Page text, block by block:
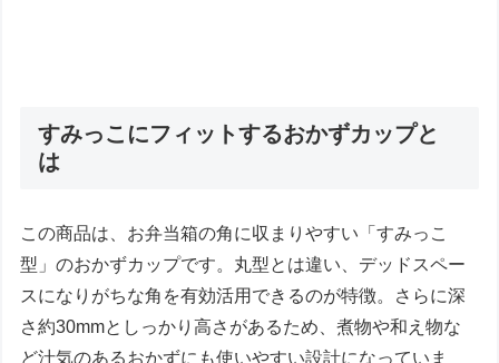
すみっこにフィットするおかずカップと
は
この商品は、お弁当箱の角に収まりやすい「すみっこ
型」のおかずカップです。丸型とは違い、デッドスペー
スになりがちな角を有効活用できるのが特徴。さらに深
さ約30mmとしっかり高さがあるため、煮物や和え物な
ど汁気のあるおかずにも使いやすい設計になっていま